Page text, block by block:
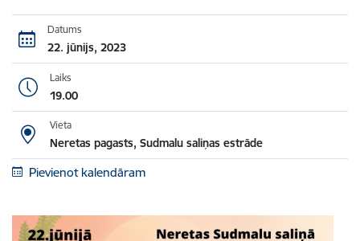
Datums
22. jūnijs, 2023
Laiks
19.00
Vieta
Neretas pagasts, Sudmalu saliņas estrāde
Pievienot kalendāram